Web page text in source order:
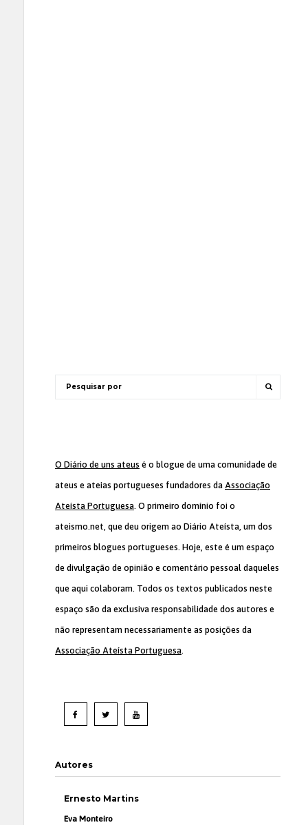
O Diário de uns ateus é o blogue de uma comunidade de
ateus e ateias portugueses fundadores da Associação
Ateísta Portuguesa. O primeiro domínio foi o
ateismo.net, que deu origem ao Diário Ateísta, um dos
primeiros blogues portugueses. Hoje, este é um espaço
de divulgação de opinião e comentário pessoal daqueles
que aqui colaboram. Todos os textos publicados neste
espaço são da exclusiva responsabilidade dos autores e
não representam necessariamente as posições da
Associação Ateísta Portuguesa.
Autores
Ernesto Martins
Eva Monteiro